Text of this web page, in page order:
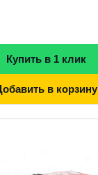
Купить в 1 клик
в корзину